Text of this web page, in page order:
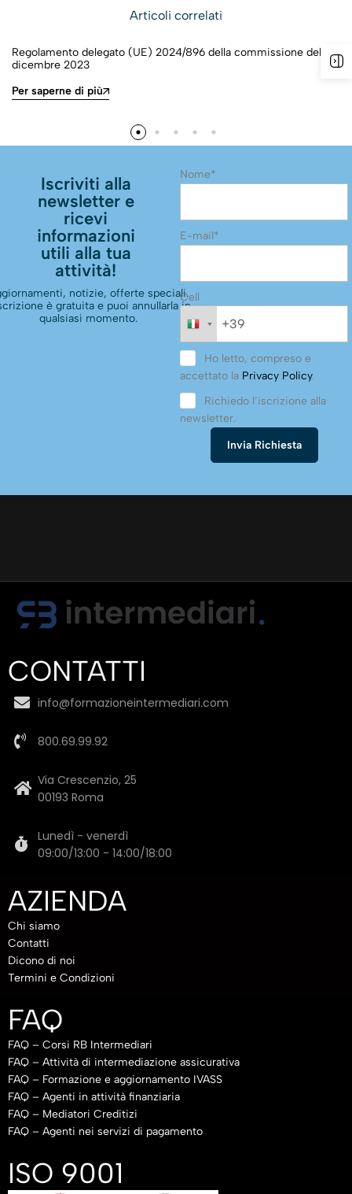
Articoli correlati
Regolamento delegato (UE) 2024/896 della commissione del 5
dicembre 2023
Per saperne di più
Iscriviti alla
newsletter e
ricevi
informazioni
utili alla tua
attività!
notizie, offerte speciali.
è gratuita e puoi annullarla in
qualsiasi momento.
Nome*
E-mail*
Cell
Ho letto, compreso e
accettato la Privacy Policy.
Richiedo l’iscrizione alla
newsletter.
CONTATTI
info@formazioneintermediari.com
800.69.99.92
Via Crescenzio, 25
00193 Roma
Lunedì - venerdì
09:00/13:00 - 14:00/18:00
AZIENDA
Chi siamo
Contatti
Dicono di noi
Termini e Condizioni
FAQ
FAQ – Corsi RB Intermediari
FAQ – Attività di intermediazione assicurativa
FAQ – Formazione e aggiornamento IVASS
FAQ – Agenti in attività finanziaria
FAQ – Mediatori Creditizi
FAQ – Agenti nei servizi di pagamento
ISO 9001